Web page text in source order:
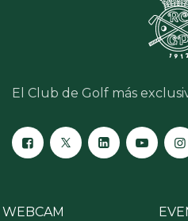
El Club de Golf más
WEBCAM